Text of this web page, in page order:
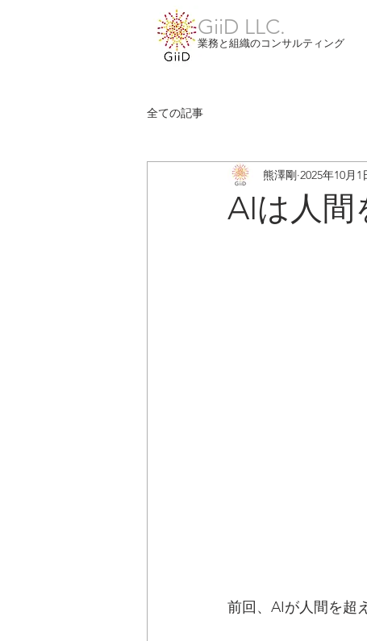
GiiD LLC.
業務と組織のコンサルティング
全ての記事
AIは人間
熊澤剛 2025年10月1
前回、AIが人間を超